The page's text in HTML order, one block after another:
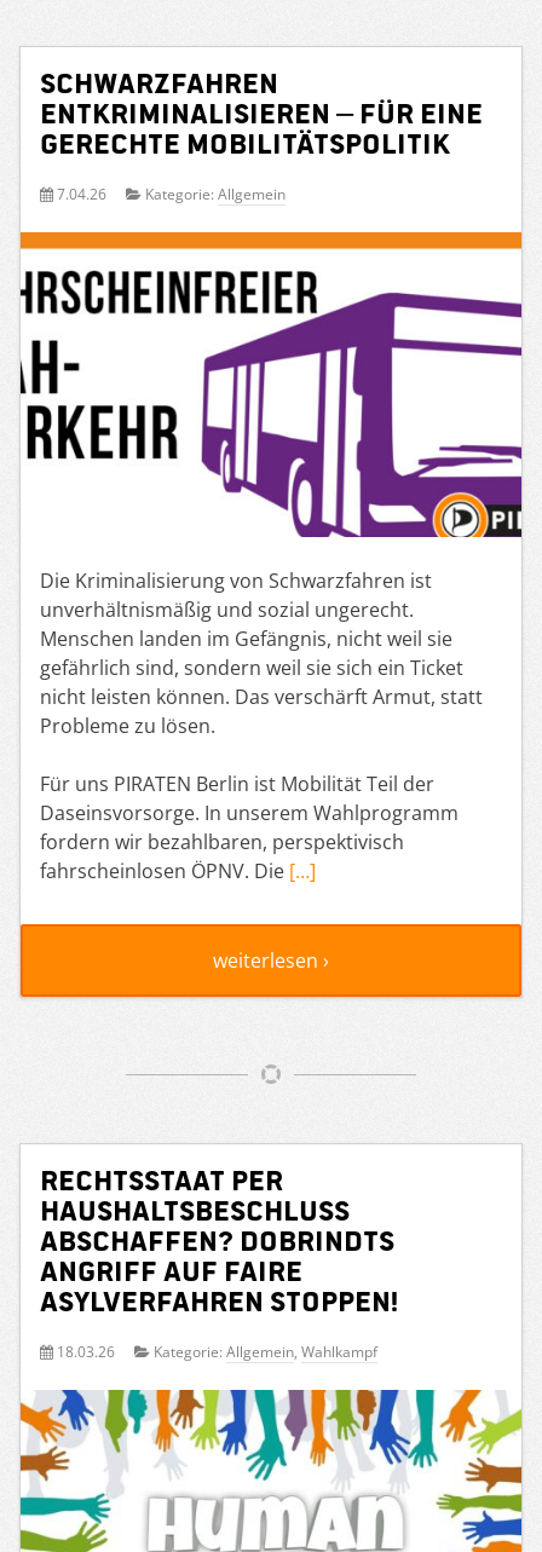
Schwarzfahren
entkriminalisieren – für eine
gerechte Mobilitätspolitik
7.04.26 Kategorie: Allgemein
Die Kriminalisierung von Schwarzfahren ist
unverhältnismäßig und sozial ungerecht.
Menschen landen im Gefängnis, nicht weil sie
gefährlich sind, sondern weil sie sich ein Ticket
nicht leisten können. Das verschärft Armut, statt
Probleme zu lösen.
Für uns PIRATEN Berlin ist Mobilität Teil der
Daseinsvorsorge. In unserem Wahlprogramm
fordern wir bezahlbaren, perspektivisch
fahrscheinlosen ÖPNV. Die […]
weiterlesen ›
Rechtsstaat per
Haushaltsbeschluss
abschaffen? Dobrindts
Angriff auf faire
Asylverfahren stoppen!
18.03.26 Kategorie: Allgemein, Wahlkampf